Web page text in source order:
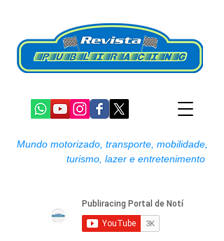
Mundo motorizado, transporte, mobilidade,
turismo, lazer e entretenimento